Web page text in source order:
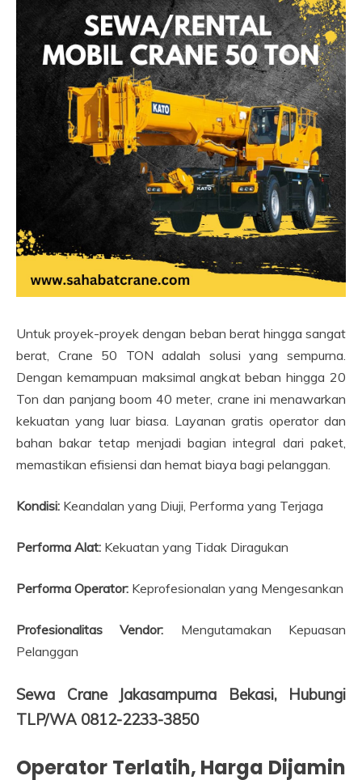
Untuk proyek-proyek dengan beban berat hingga sangat
berat, Crane 50 TON adalah solusi yang sempurna.
Dengan kemampuan maksimal angkat beban hingga 20
Ton dan panjang boom 40 meter, crane ini menawarkan
kekuatan yang luar biasa. Layanan gratis operator dan
bahan bakar tetap menjadi bagian integral dari paket,
memastikan efisiensi dan hemat biaya bagi pelanggan.
Kondisi: Keandalan yang Diuji, Performa yang Terjaga
Performa Alat: Kekuatan yang Tidak Diragukan
Performa Operator: Keprofesionalan yang Mengesankan
Profesionalitas Vendor: Mengutamakan Kepuasan
Pelanggan
Sewa Crane Jakasampurna Bekasi, Hubungi
TLP/WA 0812-2233-3850
Operator Terlatih, Harga Dijamin